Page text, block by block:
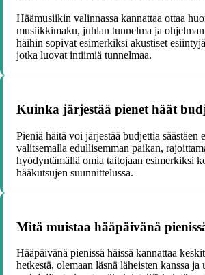
Häämusiikin valinnassa kannattaa ottaa
musiikkimaku, juhlan tunnelma ja
häihin sopivat esimerkiksi akustiset
jotka luovat intiimiä tunnelmaa.
Kuinka järjestää pienet häät
Pieniä häitä voi järjestää budjettia säästäen
valitsemalla edullisemman paikan,
hyödyntämällä omia taitojaan esimerkiksi
hääkutsujen suunnittelussa.
Mitä muistaa hääpäivänä
Hääpäivänä pienissä häissä kannattaa
hetkestä, olemaan läsnä läheisten kanssa ja